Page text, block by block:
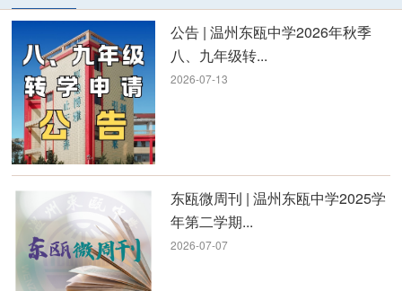
公告 | 温州东瓯中学2026年秋季
八、九年级转...
2026-07-13
东瓯微周刊 | 温州东瓯中学2025学
年第二学期...
2026-07-07